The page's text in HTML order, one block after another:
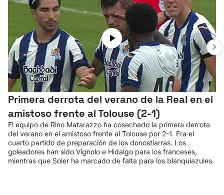
Primera derrota del verano de la Real en el
amistoso frente al Tolouse (2-1)
El equipo de Rino Matarazzo ha cosechado la primera derrota
del verano en el amistoso frente al Tolouse por 2-1. Era el
cuarto partido de preparación de los donostiarras. Los
goleadores han sido Vignolo e Hidalgo para los franceses,
mientras que Soler ha marcado de falta para los blanquiazules.